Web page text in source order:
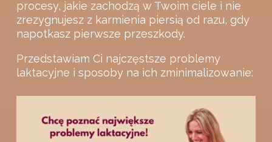
procesy, jakie zachodzą w Twoim ciele i nie
zrezygnujesz z karmienia piersią od razu, gdy
napotkasz pierwsze przeszkody.
Przedstawiam Ci najczęstsze problemy
laktacyjne i sposoby na ich zminimalizowanie: